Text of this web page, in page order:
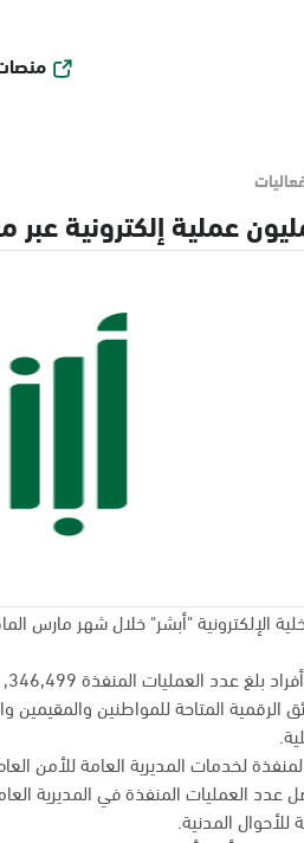
الرقمية المتاحة للمواطنين
للأحوال المدنية.